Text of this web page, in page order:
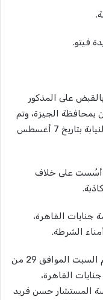
فيتو.
على المذكور
الكائن بمحافظة الجيزة، وتم
ظهوره لأول مرة والتحقيق معه في النيابة بتاريخ 7 أغسطس
أسُست على خلاف
جنايات القاهرة،
في يوم السبت الموافق 29 من
شهر ديسمبر 2018، قررت الدائرة 28 جنايات القاهرة،
المستشار حسن فريد